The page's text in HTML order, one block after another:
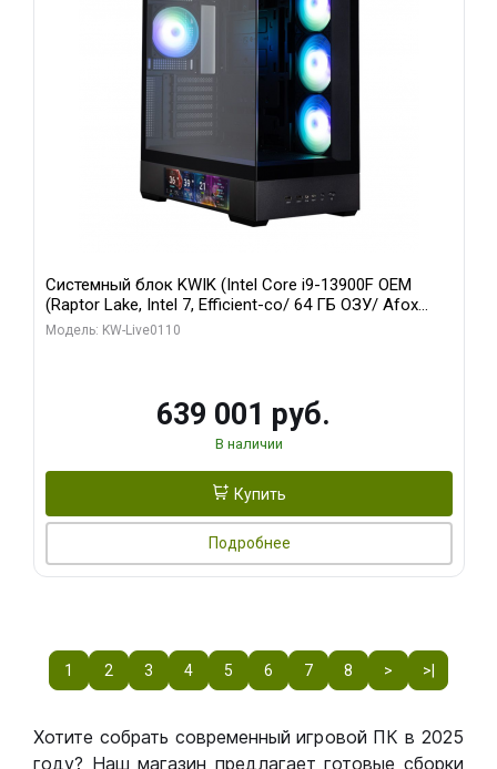
Системный блок KWIK (Intel Core i9-13900F OEM
(Raptor Lake, Intel 7, Efficient-co/ 64 ГБ ОЗУ/ Afox
RTX4090 24GB GDDR6X 384-Bit 3xDP HDMI ATX Turbo/
Модель: KW-Live0110
639 001 руб.
В наличии
Купить
Подробнее
1 2 3 4 5 6 7 8 > >|
Хотите собрать современный игровой ПК в 2025
году? Наш магазин предлагает готовые сборки